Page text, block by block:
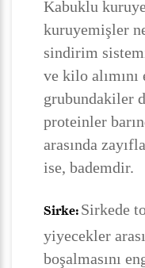
Kabuklu
kuruyemişler
sindirim
ve kilo
grubundakiler
proteinler
arasında
ise, bademdir.
Sirke: Sirkede
yiyecekler
boşalmasını